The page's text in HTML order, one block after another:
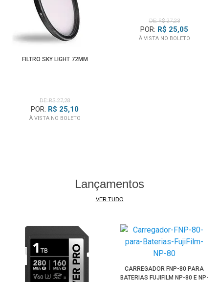
FILTRO SKY LIGHT 72MM
DE: R$ 27,28
POR: R$ 25,10
À VISTA NO BOLETO
DE: R$ 27,23
POR: R$ 25,05
À VISTA NO BOLETO
Lançamentos
VER TUDO
CARREGADOR FNP-80 PARA
BATERIAS FUJIFILM NP-80 E NP-